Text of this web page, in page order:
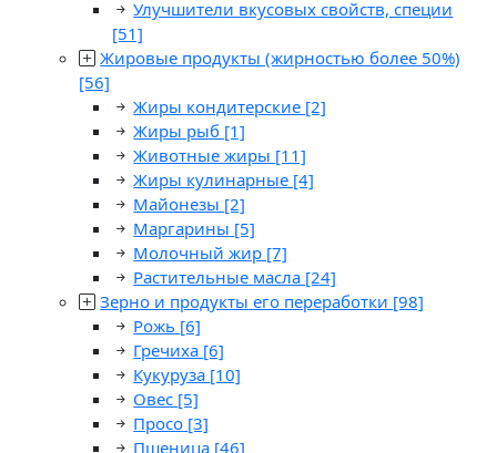
Улучшители вкусовых свойств, специи
[51]
Жировые продукты (жирностью более 50%)
[56]
Жиры кондитерские [2]
Жиры рыб [1]
Животные жиры [11]
Жиры кулинарные [4]
Майонезы [2]
Маргарины [5]
Молочный жир [7]
Растительные масла [24]
Зерно и продукты его переработки [98]
Рожь [6]
Гречиха [6]
Кукуруза [10]
Овес [5]
Просо [3]
Пшеница [46]